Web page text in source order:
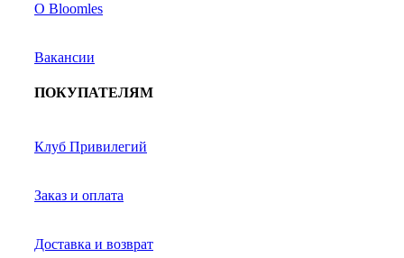
О Bloomles
Вакансии
ПОКУПАТЕЛЯМ
Клуб Привилегий
Заказ и оплата
Доставка и возврат